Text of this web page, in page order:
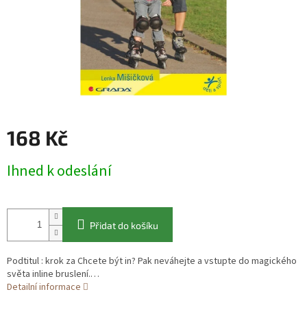
168 Kč
cena:
Ihned k odeslání
Přidat do košíku
Podtitul : krok za Chcete být in? Pak neváhejte a vstupte do magického
světa inline bruslení.…
Detailní informace